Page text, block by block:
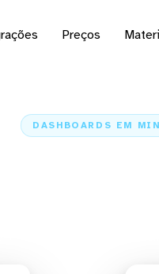
Preços
DASHBOARDS EM